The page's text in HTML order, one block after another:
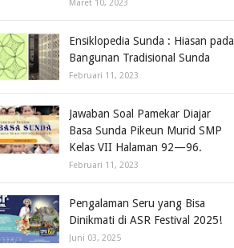
Maret 10, 2023
Ensiklopedia Sunda : Hiasan pada
Bangunan Tradisional Sunda
Februari 11, 2023
Jawaban Soal Pamekar Diajar
Basa Sunda Pikeun Murid SMP
Kelas VII Halaman 92—96.
Februari 11, 2023
Pengalaman Seru yang Bisa
Dinikmati di ASR Festival 2025!
Juni 03, 2025